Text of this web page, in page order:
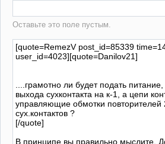
Оставьте это поле пустым.